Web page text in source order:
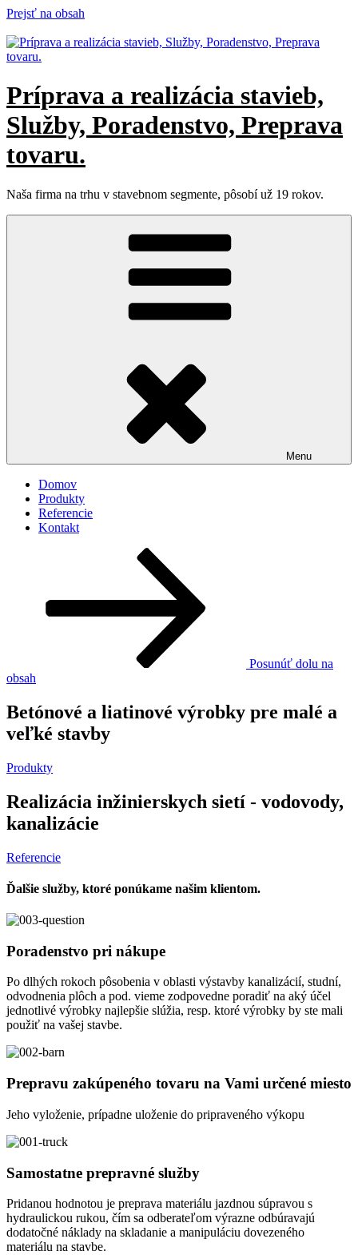
Prejsť na obsah
Príprava a realizácia stavieb,
Služby, Poradenstvo, Preprava
tovaru.
Naša firma na trhu v stavebnom segmente, pôsobí už 19 rokov.
Menu
Domov
Produkty
Referencie
Kontakt
Posunúť dolu na
obsah
Betónové a liatinové výrobky pre malé a
veľké stavby
Produkty
Realizácia inžinierskych sietí - vodovody,
kanalizácie
Referencie
Ďalšie služby, ktoré ponúkame našim klientom.
Poradenstvo pri nákupe
Po dlhých rokoch pôsobenia v oblasti výstavby kanalizácií, studní,
odvodnenia plôch a pod. vieme zodpovedne poradiť na aký účel
jednotlivé výrobky najlepšie slúžia, resp. ktoré výrobky by ste mali
použiť na vašej stavbe.
Prepravu zakúpeného tovaru na Vami určené miesto
Jeho vyloženie, prípadne uloženie do pripraveného výkopu
Samostatne prepravné služby
Pridanou hodnotou je preprava materiálu jazdnou súpravou s
hydraulickou rukou, čím sa odberateľom výrazne odbúravajú
dodatočné náklady na skladanie a manipuláciu dovezeného
materiálu na stavbe.